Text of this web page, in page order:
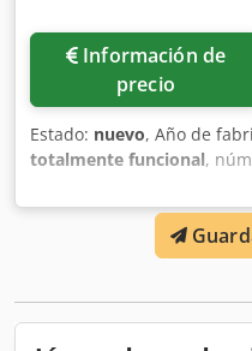
Información de
precio
Estado: nuevo, Año de
totalmente funcional,
Çift Kafalı Üretim Makine
80 a 120 ventanas en un
Nuestro set ofrece
una fabricación rápida